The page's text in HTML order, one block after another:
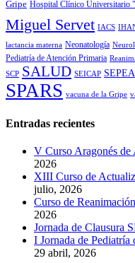
Gripe Hospital Clínico Universitario
Miguel Servet IACS
lactancia materna Neonatología
Pediatría de Atención Primaria
SCP SALUD SEICAP
SPARS vacuna de la Gripe
Entradas recientes
V Curso Aragonés de
2026
XIII Curso de
julio, 2026
Curso de
2026
Jornada de Clausura
I Jornada de
29 abril, 2026